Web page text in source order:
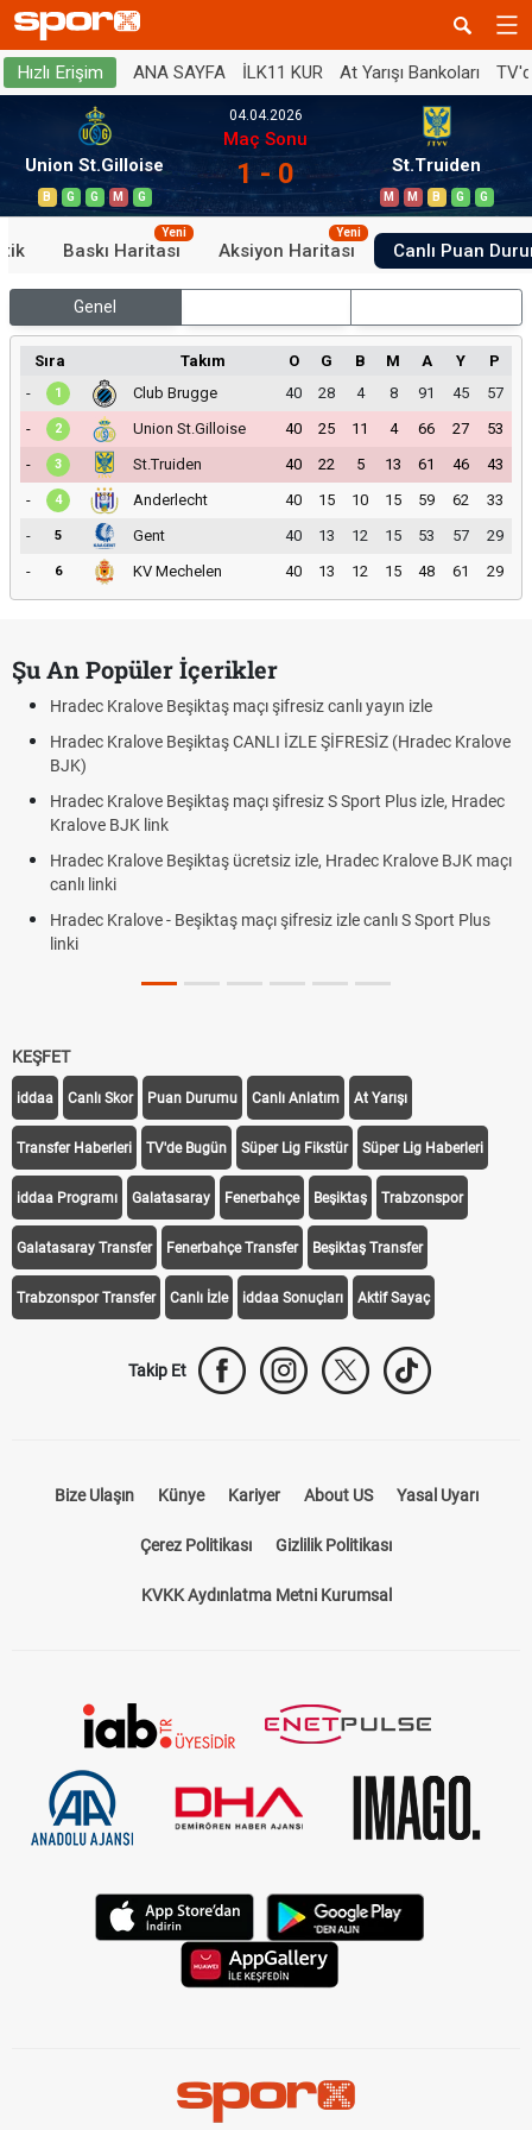
Hızlı Erişim ANA SAYFA İLK11 KUR At Yarışı Bankoları
Union St.Gilloise
B G G M G
04.04.2026
Maç Sonu
1 - 0 St.Truiden
M M B G G
Baskı Haritası
Yeni
Aksiyon Haritası
Yeni
Canlı Puan
Genel
Sıra Takım O G B M A Y
P
-
1 Club Brugge 40 28 4 8 91 45
57
-
2 Union St.Gilloise 40 25 11 4 66 27
53
-
3 St.Truiden 40 22 5 13 61 46
43
-
4 Anderlecht 40 15 10 15 59 62
33
-
5 Gent 40 13 12 15 53 57
29
-
6 KV Mechelen 40 13 12 15 48 61 29
Şu An Popüler İçerikler
Hradec Kralove Beşiktaş maçı şifresiz canlı yayın izle
Hradec Kralove Beşiktaş CANLI İZLE ŞİFRESİZ (Hradec Kralove
BJK)
Hradec Kralove Beşiktaş maçı şifresiz S Sport Plus izle, Hradec
Kralove BJK link
Hradec Kralove Beşiktaş ücretsiz izle, Hradec Kralove BJK maçı
canlı linki
Hradec Kralove - Beşiktaş maçı şifresiz izle canlı S Sport Plus
linki
KEŞFET
iddaa Canlı Skor Puan Durumu Canlı Anlatım At Yarışı
Transfer Haberleri TV'de Bugün Süper Lig Fikstür Süper Lig Haberleri
iddaa Programı Galatasaray Fenerbahçe Beşiktaş Trabzonspor
Galatasaray Transfer Fenerbahçe Transfer Beşiktaş Transfer
Trabzonspor Transfer Canlı İzle iddaa Sonuçları Aktif Sayaç
Takip Et
Bize Ulaşın Künye Kariyer About US Yasal Uyarı
Çerez Politikası Gizlilik Politikası
KVKK Aydınlatma Metni Kurumsal